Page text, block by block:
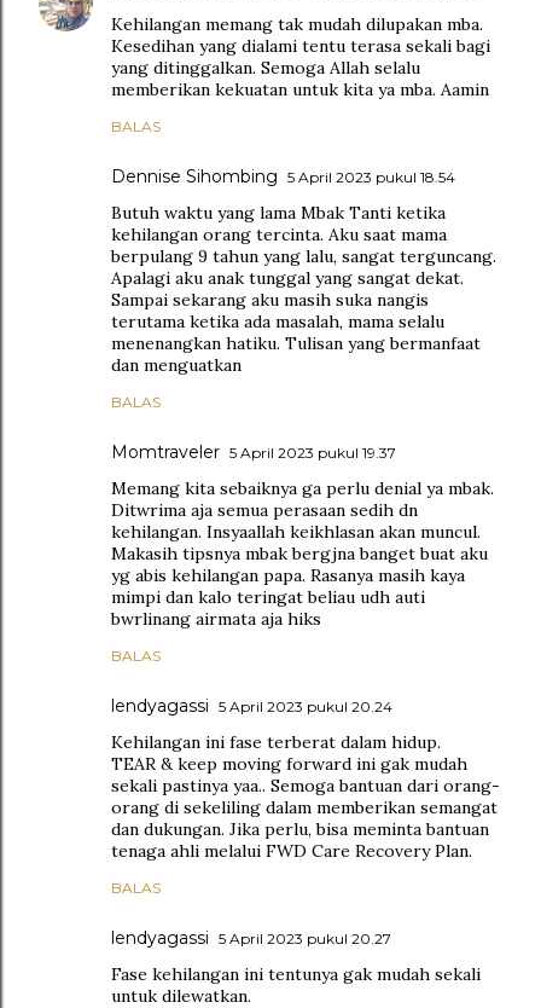
Kehilangan memang tak mudah dilupakan mba.
Kesedihan yang dialami tentu terasa sekali bagi
yang ditinggalkan. Semoga Allah selalu
memberikan kekuatan untuk kita ya mba. Aamin
BALAS
Dennise Sihombing 5 April 2023 pukul 18.54
Butuh waktu yang lama Mbak Tanti ketika
kehilangan orang tercinta. Aku saat mama
berpulang 9 tahun yang lalu, sangat terguncang.
Apalagi aku anak tunggal yang sangat dekat.
Sampai sekarang aku masih suka nangis
terutama ketika ada masalah, mama selalu
menenangkan hatiku. Tulisan yang bermanfaat
dan menguatkan
BALAS
Momtraveler 5 April 2023 pukul 19.37
Memang kita sebaiknya ga perlu denial ya mbak.
Ditwrima aja semua perasaan sedih dn
kehilangan. Insyaallah keikhlasan akan muncul.
Makasih tipsnya mbak bergjna banget buat aku
yg abis kehilangan papa. Rasanya masih kaya
mimpi dan kalo teringat beliau udh auti
bwrlinang airmata aja hiks
BALAS
lendyagassi 5 April 2023 pukul 20.24
Kehilangan ini fase terberat dalam hidup.
TEAR & keep moving forward ini gak mudah
sekali pastinya yaa.. Semoga bantuan dari orang-
orang di sekeliling dalam memberikan semangat
dan dukungan. Jika perlu, bisa meminta bantuan
tenaga ahli melalui FWD Care Recovery Plan.
BALAS
lendyagassi 5 April 2023 pukul 20.27
Fase kehilangan ini tentunya gak mudah sekali
untuk dilewatkan.